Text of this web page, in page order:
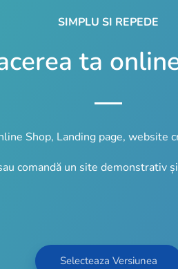
SIMPLU SI REPEDE
ta
Shop, Landing page, website
comandă un site
Selecteaza Versiunea